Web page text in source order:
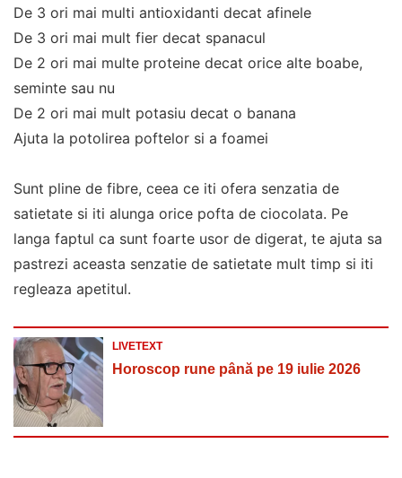
De 3 ori mai multi antioxidanti decat afinele
De 3 ori mai mult fier decat spanacul
De 2 ori mai multe proteine decat orice alte boabe,
seminte sau nu
De 2 ori mai mult potasiu decat o banana
Ajuta la potolirea poftelor si a foamei
Sunt pline de fibre, ceea ce iti ofera senzatia de
satietate si iti alunga orice pofta de ciocolata. Pe
langa faptul ca sunt foarte usor de digerat, te ajuta sa
pastrezi aceasta senzatie de satietate mult timp si iti
regleaza apetitul.
LIVETEXT
Horoscop rune până pe 19 iulie 2026